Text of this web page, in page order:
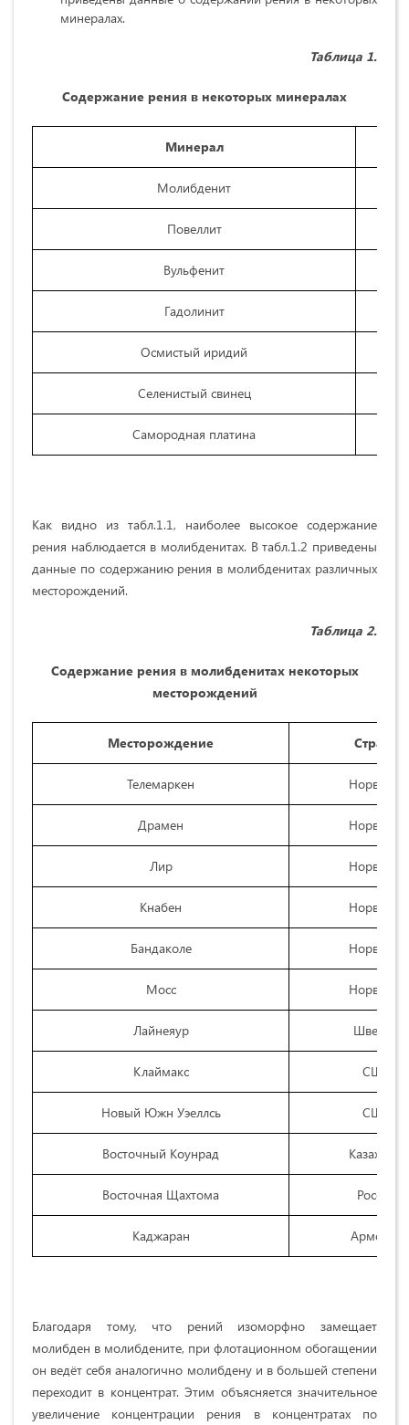
минералах.
Таблица 1.
Содержание рения в некоторых минералах
Минерал
Молибденит
Повеллит
Вульфенит
Гадолинит
Осмистый иридий
Селенистый свинец
Самородная платина
Как видно из табл.1.1, наиболее высокое содержание
рения наблюдается в молибденитах. В табл.1.2 приведены
данные по содержанию рения в молибденитах различных
месторождений.
Таблица 2.
Содержание рения в молибденитах некоторых
месторождений
Месторождение Страна
Телемаркен Норвегия
Драмен Норвегия
Лир Норвегия
Кнабен Норвегия
Бандаколе Норвегия
Мосс Норвегия
Лайнеяур Швеция
Клаймакс США
Новый Южн Уэеллсь США
Восточный Коунрад Казахстан
Восточная Щахтома Россия
Каджаран Армения
Благодаря тому, что рений изоморфно замещает
молибден в молибдените, при флотационном обогащении
он ведёт себя аналогично молибдену и в большей степени
переходит в концентрат. Этим объясняется значительное
увеличение концентрации рения в концентратах по